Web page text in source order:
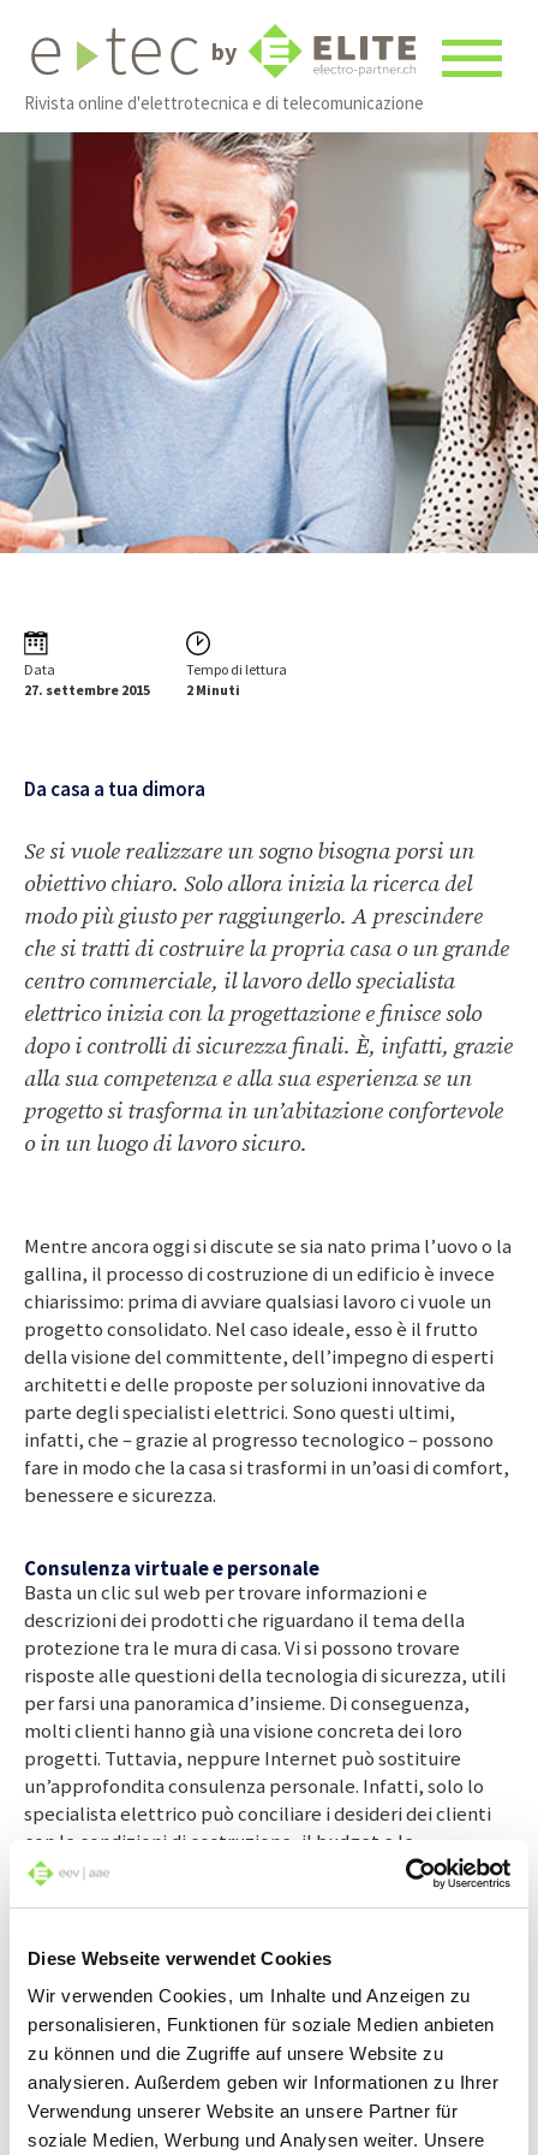
Diese Webseite verwendet Cookies
Wir verwenden Cookies, um Inhalte und Anzeigen zu
personalisieren, Funktionen für soziale Medien anbieten
zu können und die Zugriffe auf unsere Website zu
analysieren. Außerdem geben wir Informationen zu Ihrer
Verwendung unserer Website an unsere Partner für
soziale Medien, Werbung und Analysen weiter. Unsere
by
Rivista online d'elettrotecnica e di telecomunicazione
Data
27. settembre 2015
Tempo di lettura
2 Minuti
Da casa a tua dimora
Se si vuole realizzare un sogno bisogna porsi un
obiettivo chiaro. Solo allora inizia la ricerca del
modo più giusto per raggiungerlo. A prescindere
che si tratti di costruire la propria casa o un grande
centro commerciale, il lavoro dello specialista
elettrico inizia con la progettazione e finisce solo
dopo i controlli di sicurezza finali. È, infatti, grazie
alla sua competenza e alla sua esperienza se un
progetto si trasforma in un’abitazione confortevole
o in un luogo di lavoro sicuro.
Mentre ancora oggi si discute se sia nato prima l’uovo o la
gallina, il processo di costruzione di un edificio è invece
chiarissimo: prima di avviare qualsiasi lavoro ci vuole un
progetto consolidato. Nel caso ideale, esso è il frutto
della visione del committente, dell’impegno di esperti
architetti e delle proposte per soluzioni innovative da
parte degli specialisti elettrici. Sono questi ultimi,
infatti, che – grazie al progresso tecnologico – possono
fare in modo che la casa si trasformi in un’oasi di comfort,
benessere e sicurezza.
Consulenza virtuale e personale
Basta un clic sul web per trovare informazioni e
descrizioni dei prodotti che riguardano il tema della
protezione tra le mura di casa. Vi si possono trovare
risposte alle questioni della tecnologia di sicurezza, utili
per farsi una panoramica d’insieme. Di conseguenza,
molti clienti hanno già una visione concreta dei loro
progetti. Tuttavia, neppure Internet può sostituire
un’approfondita consulenza personale. Infatti, solo lo
specialista elettrico può conciliare i desideri dei clienti
con le condizioni di costruzione, il budget e le
prescrizioni legali. Egli analizza le esigenze del cliente e
le sue richieste in materia di protezione delle cose e
sui nuovi prodotti, sulle soluzioni innovative e sulle
solido piano di sicurezza. Se non è possibile realizzare
esattamente un certo desiderio del cliente, lo specialista
elettrico può indicare alcune alternative e, in
determinate circostanze, perfino creare con poco un
significativo valore aggiunto per il proprietario.